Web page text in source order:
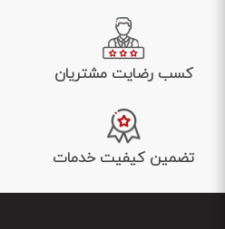
کسب رضایت مشتریان
تضمین کیفیت خدمات